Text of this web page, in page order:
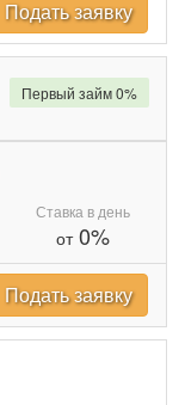
Подать заявку
Ставка в день
от0%
Первый займ 0%
Подать заявку